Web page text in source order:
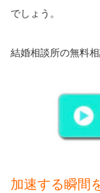
でしょう。
結婚相談所の無料
加速する瞬間